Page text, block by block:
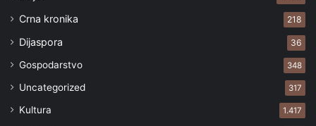
Crna kronika 218
Dijaspora 36
Gospodarstvo 348
Uncategorized 317
Kultura 1.417